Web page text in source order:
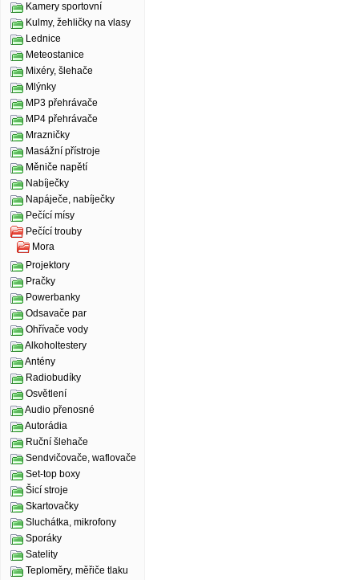
Kamery sportovní
Kulmy, žehličky na vlasy
Lednice
Meteostanice
Mixéry, šlehače
Mlýnky
MP3 přehrávače
MP4 přehrávače
Mrazničky
Masážní přístroje
Měniče napětí
Nabíječky
Napáječe, nabíječky
Pečící mísy
Pečící trouby
Mora
Projektory
Pračky
Powerbanky
Odsavače par
Ohřívače vody
Alkoholtestery
Antény
Radiobudíky
Osvětlení
Audio přenosné
Autorádia
Ruční šlehače
Sendvičovače, waflovače
Set-top boxy
Šicí stroje
Skartovačky
Sluchátka, mikrofony
Sporáky
Satelity
Teploměry, měřiče tlaku